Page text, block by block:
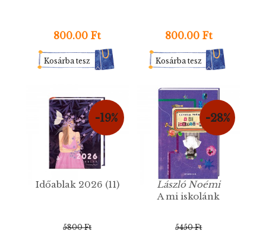
800.00 Ft
Kosárba tesz
800.00 Ft
Kosárba tesz
-19%
Időablak 2026 (11)
5800 Ft
-28%
László Noémi
A mi iskolánk
5450 Ft